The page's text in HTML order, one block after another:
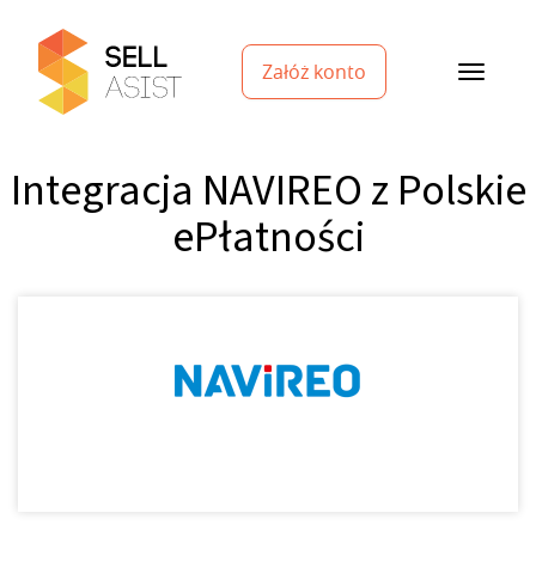
Załóż konto
Integracja NAVIREO z Polskie
ePłatności